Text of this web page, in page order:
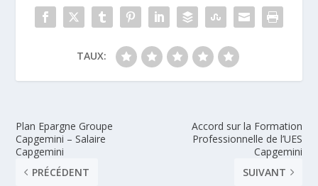
TAUX:
Plan Epargne Groupe
Capgemini – Salaire
Capgemini
PRÉCÉDENT
Accord sur la Formation
Professionnelle de l’UES
Capgemini
SUIVANT